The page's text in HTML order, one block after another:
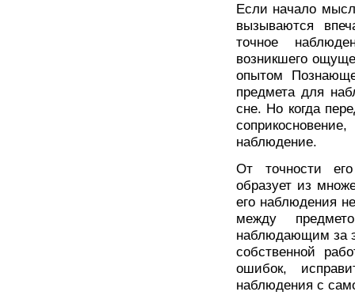
Если начало
вызываются
точное
возникшего
опытом
предмета для
сне. Но когда
наблюдение.
От точности
образует из
его наблюдения
между
наблюдающим за
собственной
ошибок,
наблюдения с